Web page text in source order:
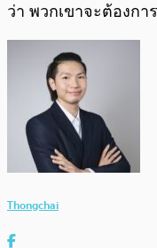
ว่า พวกเขาจะต้องกา
Thongchai